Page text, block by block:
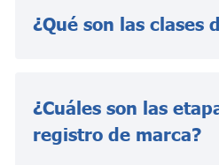
¿Qué son las clases
¿Cuáles son las
registro de marca?